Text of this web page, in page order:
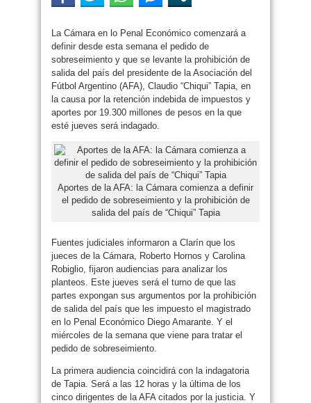
La Cámara en lo Penal Económico comenzará a
definir desde esta semana el pedido de
sobreseimiento y que se levante la prohibición de
salida del país del presidente de la Asociación del
Fútbol Argentino (AFA), Claudio “Chiqui” Tapia, en
la causa por la retención indebida de impuestos y
aportes por 19.300 millones de pesos en la que
esté jueves será indagado.
Aportes de la AFA: la Cámara comienza a definir
el pedido de sobreseimiento y la prohibición de
salida del país de “Chiqui” Tapia
Fuentes judiciales informaron a Clarín que los
jueces de la Cámara, Roberto Hornos y Carolina
Robiglio, fijaron audiencias para analizar los
planteos. Este jueves será el turno de que las
partes expongan sus argumentos por la prohibición
de salida del país que les impuesto el magistrado
en lo Penal Económico Diego Amarante. Y el
miércoles de la semana que viene para tratar el
pedido de sobreseimiento.
La primera audiencia coincidirá con la indagatoria
de Tapia. Será a las 12 horas y la última de los
cinco dirigentes de la AFA citados por la justicia. Y